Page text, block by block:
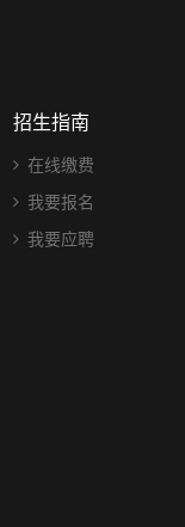
招生指南
在线缴费
我要报名
我要应聘